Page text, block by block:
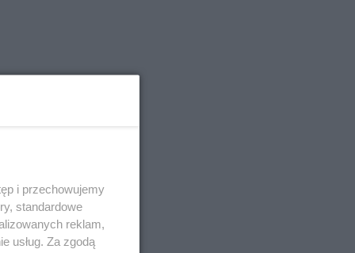
i przechowujemy
standardowe
reklam,
usług. Za zgodą